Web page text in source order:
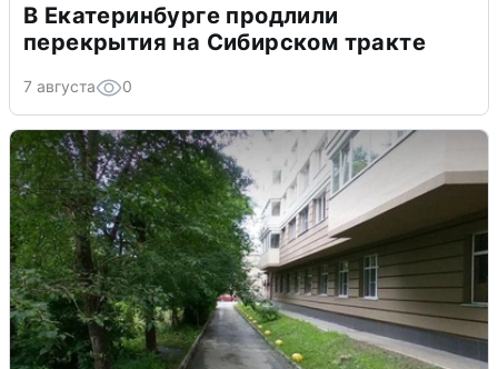
В Екатеринбурге продлили
перекрытия на Сибирском тракте
7 августа 0